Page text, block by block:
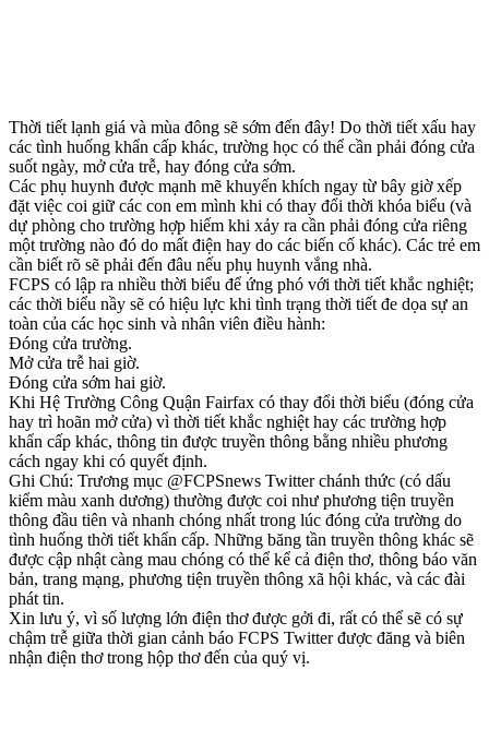
Thời tiết lạnh giá và mùa đông sẽ sớm đến đây! Do thời tiết xấu hay
các tình huống khẩn cấp khác, trường học có thể cần phải đóng cửa
suốt ngày, mở cửa trễ, hay đóng cửa sớm.
Các phụ huynh được mạnh mẽ khuyến khích ngay từ bây giờ xếp
đặt việc coi giữ các con em mình khi có thay đổi thời khóa biểu (và
dự phòng cho trường hợp hiếm khi xảy ra cần phải đóng cửa riêng
một trường nào đó do mất điện hay do các biến cố khác). Các trẻ em
cần biết rõ sẽ phải đến đâu nếu phụ huynh vắng nhà.
FCPS có lập ra nhiều thời biểu để ứng phó với thời tiết khắc nghiệt;
các thời biểu nầy sẽ có hiệu lực khi tình trạng thời tiết đe dọa sự an
toàn của các học sinh và nhân viên điều hành:
Đóng cửa trường.
Mở cửa trễ hai giờ.
Đóng cửa sớm hai giờ.
Khi Hệ Trường Công Quận Fairfax có thay đổi thời biểu (đóng cửa
hay trì hoãn mở cửa) vì thời tiết khắc nghiệt hay các trường hợp
khẩn cấp khác, thông tin được truyền thông bằng nhiều phương
cách ngay khi có quyết định.
Ghi Chú: Trương mục @FCPSnews Twitter chánh thức (có dấu
kiểm màu xanh dương) thường được coi như phương tiện truyền
thông đầu tiên và nhanh chóng nhất trong lúc đóng cửa trường do
tình huống thời tiết khẩn cấp. Những băng tần truyền thông khác sẽ
được cập nhật càng mau chóng có thể kể cả điện thơ, thông báo văn
bản, trang mạng, phương tiện truyền thông xã hội khác, và các đài
phát tin.
Xin lưu ý, vì số lượng lớn điện thơ được gởi đi, rất có thể sẽ có sự
chậm trễ giữa thời gian cảnh báo FCPS Twitter được đăng và biên
nhận điện thơ trong hộp thơ đến của quý vị.